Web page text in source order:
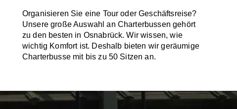
Organisieren Sie eine Tour oder Geschäftsreise?
Unsere große Auswahl an Charterbussen gehört
zu den besten in Osnabrück. Wir wissen, wie
wichtig Komfort ist. Deshalb bieten wir geräumige
Charterbusse mit bis zu 50 Sitzen an.